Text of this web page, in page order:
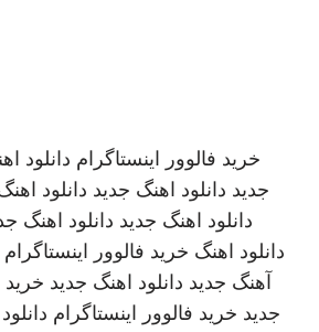
خرید فالوور اینستاگرام دانلود
جدید دانلود اهنگ جدید دانلود
دانلود اهنگ جدید دانلود اهنگ
دانلود اهنگ خرید فالوور اینستاگرام
آهنگ جدید دانلود اهنگ جدید خرید
جدید خرید فالوور اینستاگرام